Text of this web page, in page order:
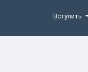
Вступить